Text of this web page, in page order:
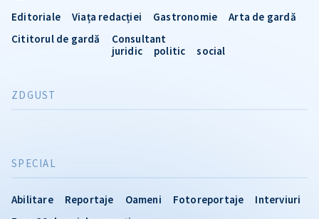
SPECIAL
Abilitare Reportaje Oameni Fotoreportaje
Interviuri
Editoriale
Viața redacției Gastronomie
Arta de gardă
Cititorul de gardă
Consultant
juridic
politic social
ZDGUST